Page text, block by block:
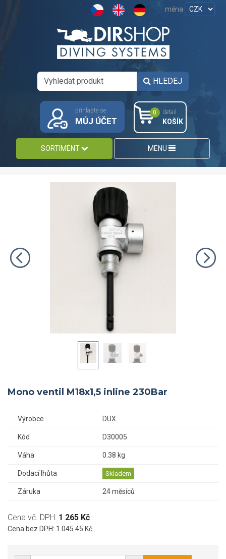
měna
HLEDEJ
přihlaste se
MŮJ ÚČET
0 detail
KOŠÍK
SORTIMENT MENU
Mono ventil M18x1,5 inline 230Bar
Výrobce DUX
Kód D30005
Váha 0.38 kg
Dodací lhůta Skladem
Záruka 24 měsíců
Cena vč. DPH: 1 265 Kč
Cena bez DPH: 1 045.45 Kč